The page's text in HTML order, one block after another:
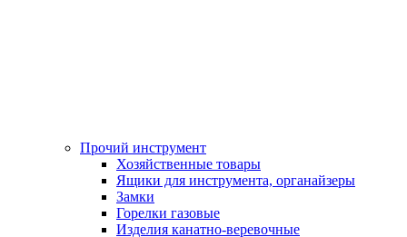
Прочий инструмент
Хозяйственные товары
Ящики для инструмента, органайзеры
Замки
Горелки газовые
Изделия канатно-веревочные